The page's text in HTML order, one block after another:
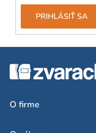
PRIHLÁSIŤ SA
O firme